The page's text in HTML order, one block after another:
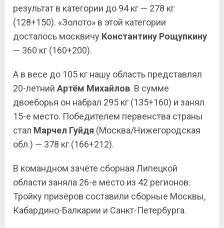
результат в категории до 94 кг — 278 кг
(128+150). «Золото» в этой категории
досталось москвичу Константину Рощупкину
— 360 кг (160+200).
А в весе до 105 кг нашу область представлял
20-летний Артём Михайлов. В сумме
двоеборья он набрал 295 кг (135+160) и занял
15-е место. Победителем первенства страны
стал Марчел Гуйдя (Москва/Нижегородская
обл.) — 378 кг (166+212).
В командном зачёте сборная Липецкой
области заняла 26-е место из 42 регионов.
Тройку призёров составили сборные Москвы,
Кабардино-Балкарии и Санкт-Петербурга.